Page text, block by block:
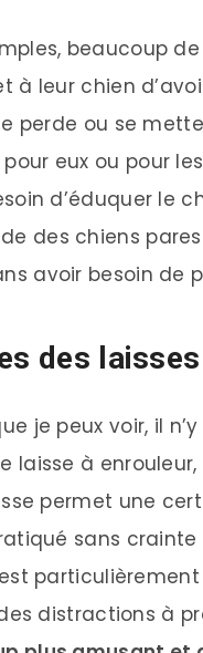
beaucoup
à leur chien
perde ou se
eux ou pour
d’éduquer le
des chiens
avoir besoin de
des
je peux voir, il
laisse à
permet une
sans crainte
distractions à